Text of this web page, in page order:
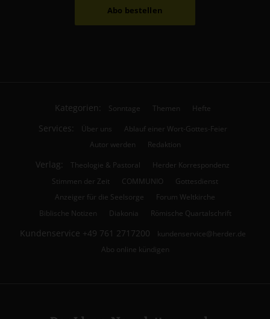
Abo bestellen
Kategorien: Sonntage Themen Hefte
Services: Über uns
Ablauf einer Wort-Gottes-Feier
Autor werden
Redaktion
Verlag: Theologie & Pastoral
Herder Korrespondenz
Stimmen der Zeit
COMMUNIO
Gottesdienst
Anzeiger für die Seelsorge
Forum Weltkirche
Biblische Notizen
Diakonia Römische Quartalschrift
Kundenservice +49 761 2717200
kundenservice@herder.de
Abo online kündigen